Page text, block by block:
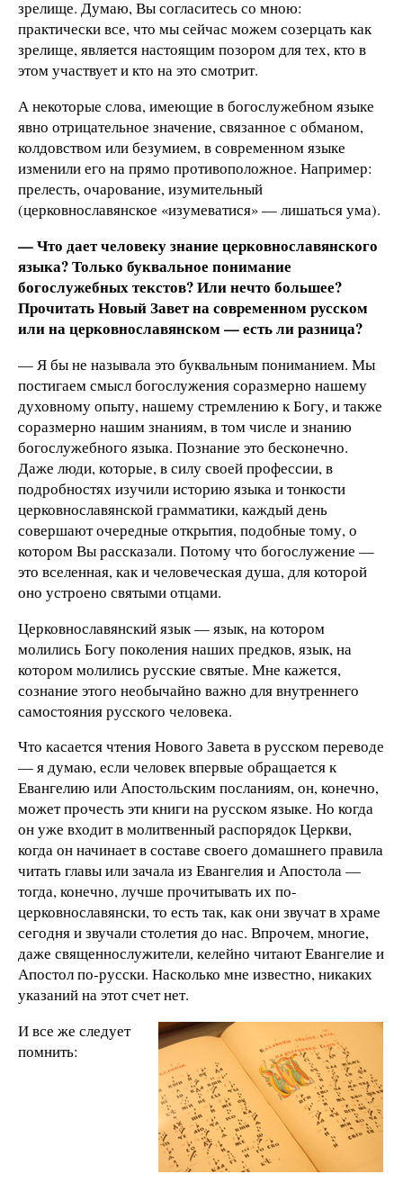
зрелище. Думаю, Вы согласитесь со мною:
практически все, что мы сейчас можем созерцать как
зрелище, является настоящим позором для тех, кто в
этом участвует и кто на это смотрит.
А некоторые слова, имеющие в богослужебном языке
явно отрицательное значение, связанное с обманом,
колдовством или безумием, в современном языке
изменили его на прямо противоположное. Например:
прелесть, очарование, изумительный
(церковнославянское «изумеватися» — лишаться ума).
— Что дает человеку знание церковнославянского
языка? Только буквальное понимание
богослужебных текстов? Или нечто большее?
Прочитать Новый Завет на современном русском
или на церковнославянском — есть ли разница?
— Я бы не называла это буквальным пониманием. Мы
постигаем смысл богослужения соразмерно нашему
духовному опыту, нашему стремлению к Богу, и также
соразмерно нашим знаниям, в том числе и знанию
богослужебного языка. Познание это бесконечно.
Даже люди, которые, в силу своей профессии, в
подробностях изучили историю языка и тонкости
церковнославянской грамматики, каждый день
совершают очередные открытия, подобные тому, о
котором Вы рассказали. Потому что богослужение —
это вселенная, как и человеческая душа, для которой
оно устроено святыми отцами.
Церковнославянский язык — язык, на котором
молились Богу поколения наших предков, язык, на
котором молились русские святые. Мне кажется,
сознание этого необычайно важно для внутреннего
самостояния русского человека.
Что касается чтения Нового Завета в русском переводе
— я думаю, если человек впервые обращается к
Евангелию или Апостольским посланиям, он, конечно,
может прочесть эти книги на русском языке. Но когда
он уже входит в молитвенный распорядок Церкви,
когда он начинает в составе своего домашнего правила
читать главы или зачала из Евангелия и Апостола —
тогда, конечно, лучше прочитывать их по-
церковнославянски, то есть так, как они звучат в храме
сегодня и звучали столетия до нас. Впрочем, многие,
даже священнослужители, келейно читают Евангелие и
Апостол по-русски. Насколько мне известно, никаких
указаний на этот счет нет.
И все же следует
помнить: